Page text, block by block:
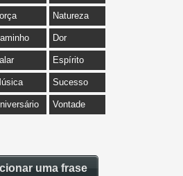
Natureza
Dor
Espírito
Sucesso
Vontade
uma frase